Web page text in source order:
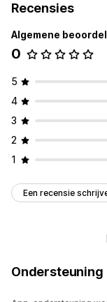
Recensies
Algemene
0
5
4
3
2
1
Een recensie
Ondersteuning